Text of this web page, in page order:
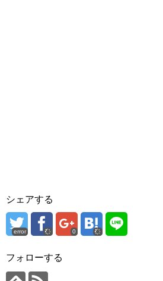
シェアする
error 0
フォローする